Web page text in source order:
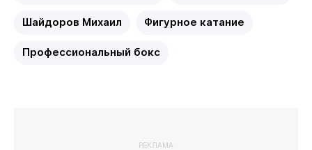
Шайдоров Михаил Фигурное катание
Профессиональный бокс
РЕКЛАМА